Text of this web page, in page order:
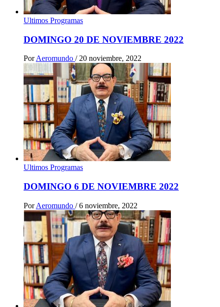
Ultimos Programas
DOMINGO 20 DE NOVIEMBRE 2022
Por Aeromundo / 20 noviembre, 2022
Ultimos Programas
DOMINGO 6 DE NOVIEMBRE 2022
Por Aeromundo / 6 noviembre, 2022